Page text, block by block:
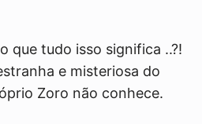
que tudo isso significa ..?!
e misteriosa do
Zoro não conhece.